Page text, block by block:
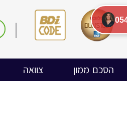
הסכם ממון צוואה